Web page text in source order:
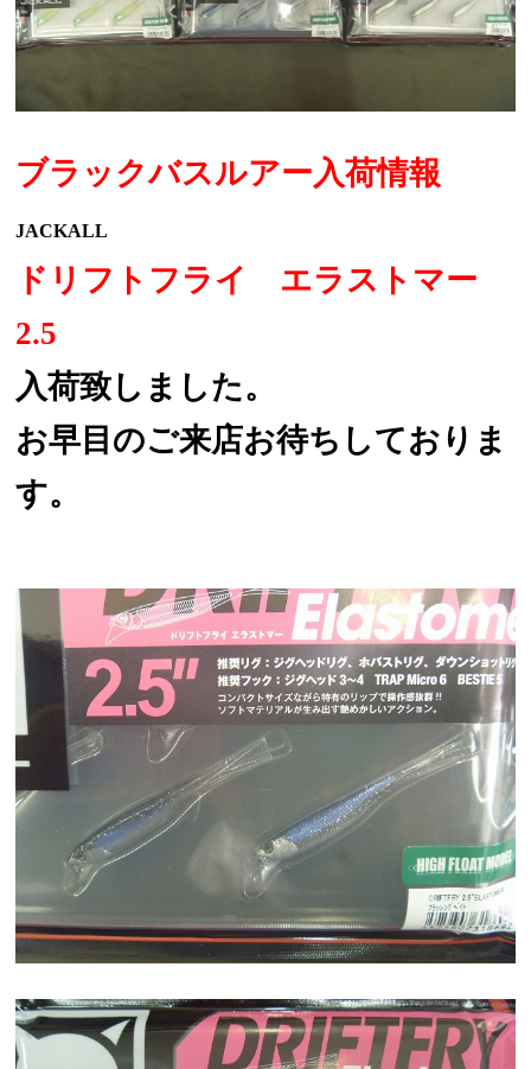
ブラックバスルアー入荷情報
JACKALL
ドリフトフライ エラストマー
2.5
入荷致しました。
お早目のご来店お待ちしておりま
す。